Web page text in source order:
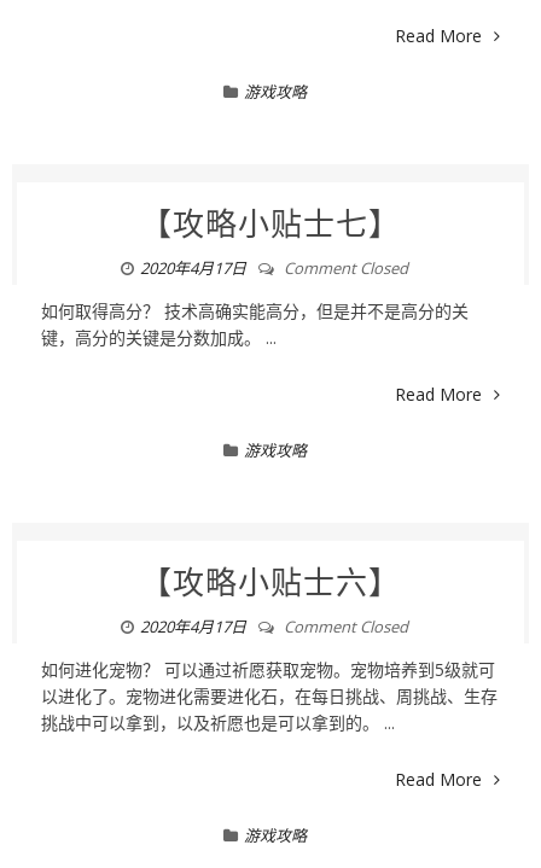
Read More
游戏攻略
【攻略小贴士七】
2020年4月17日 Comment Closed
如何取得高分？ 技术高确实能高分，但是并不是高分的关
键，高分的关键是分数加成。 ...
Read More
游戏攻略
【攻略小贴士六】
2020年4月17日 Comment Closed
如何进化宠物？ 可以通过祈愿获取宠物。宠物培养到5级就可
以进化了。宠物进化需要进化石，在每日挑战、周挑战、生存
挑战中可以拿到，以及祈愿也是可以拿到的。 ...
Read More
游戏攻略